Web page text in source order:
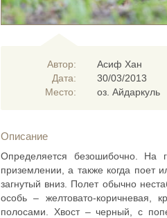
Автор:
Дата:
Место:
Асиф Хан
30/03/2013
оз. Айдаркуль
Описание
Определяется безошибочно. На
приземлении, а также когда поет
загнутый вниз. Полет обычно
особь – желтовато-
полосами. Хвост – черный, с